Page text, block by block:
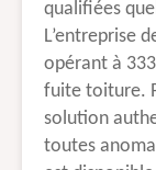
qualifiées
L’entreprise
opérant à
fuite toiture.
solution
toutes